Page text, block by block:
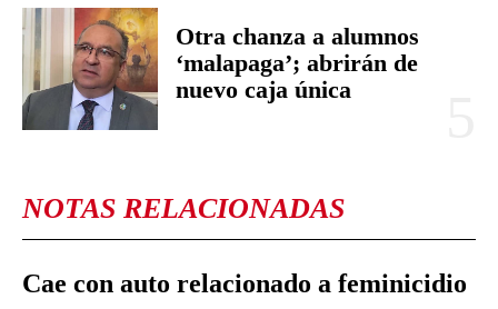
Otra chanza a alumnos
‘malapaga’; abrirán de
nuevo caja única
NOTAS RELACIONADAS
Cae con auto relacionado a feminicidio